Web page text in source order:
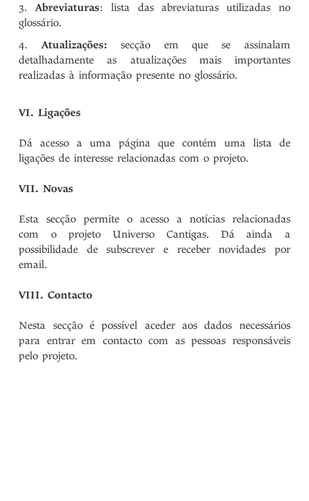
Abreviaturas: lista das abreviaturas utilizadas no
glossário.
Atualizações:secção em que se assinalam
detalhadamente as atualizações mais importantes
realizadas à informação presente no glossário.
VI. Ligações
Dá acesso a uma página que contém uma lista de
ligações de interesse relacionadas com o projeto.
VII. Novas
Esta secção permite o acesso a notícias relacionadas
com o projeto Universo Cantigas. Dá ainda a
possibilidade de subscrever e receber novidades por
email.
VIII. Contacto
Nesta secção é possível aceder aos dados necessários
para entrar em contacto com as pessoas responsáveis
pelo projeto.